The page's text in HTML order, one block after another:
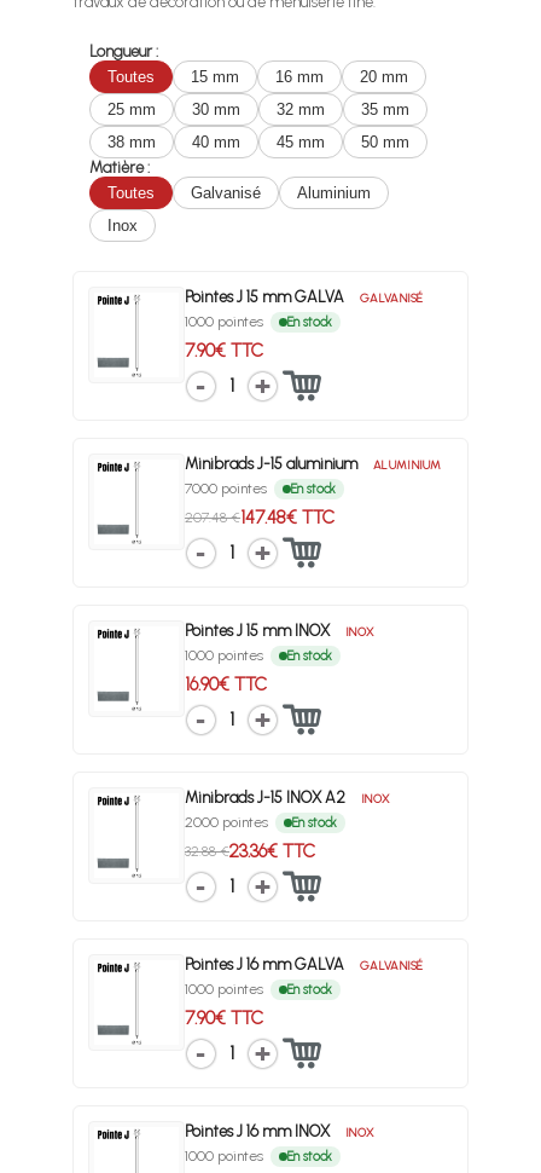
Longueur :
Toutes
15 mm 16 mm
20 mm
25 mm
30 mm 32 mm
35 mm
38 mm
40 mm 45 mm
50 mm
Matière :
Toutes
Galvanisé
Aluminium
Inox
Pointes J 15 mm GALVA GALVANISÉ
1000 pointes En stock
7.90€ TTC
1
Minibrads J-15 aluminium ALUMINIUM
7000 pointes En stock
207.48 €147.48€ TTC
1
Pointes J 15 mm INOX INOX
1000 pointes En stock
16.90€ TTC
1
Minibrads J-15 INOX A2 INOX
2000 pointes En stock
32.88 €23.36€ TTC
1
Pointes J 16 mm GALVA GALVANISÉ
1000 pointes En stock
7.90€ TTC
1
Pointes J 16 mm INOX INOX
1000 pointes En stock